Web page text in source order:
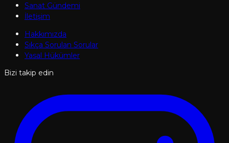
Sanat Gündemi
İletişim
Hakkımızda
Sıkça Sorulan Sorular
Yasal Hükümler
Bizi takip edin